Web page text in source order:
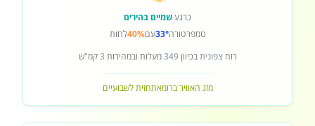
כרגעשמיים בהירים
טמפרטורה33°עם40%לחות
רוחצפוניתבכיוון349מעלות ובמהירות 3קמ"ש
מזג האוויר ברומאתחזית לשבועיים